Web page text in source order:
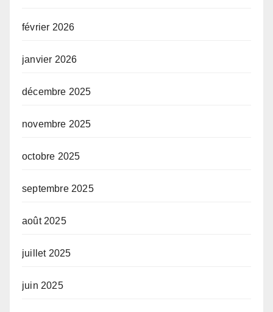
février 2026
janvier 2026
décembre 2025
novembre 2025
octobre 2025
septembre 2025
août 2025
juillet 2025
juin 2025